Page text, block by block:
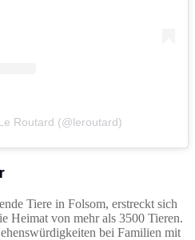
Routard (@leroutard)
Tiere in Folsom, erstreckt sich
Heimat von mehr als 3500 Tieren.
bei Familien mit